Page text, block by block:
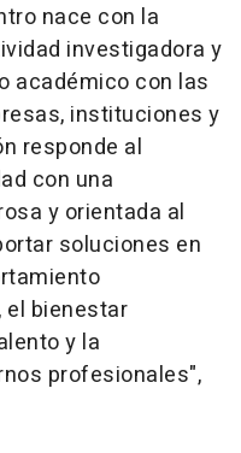
nace con la
investigadora y
académico con las
instituciones y
responde al
con una
y orientada al
soluciones en
el bienestar
y la
profesionales",